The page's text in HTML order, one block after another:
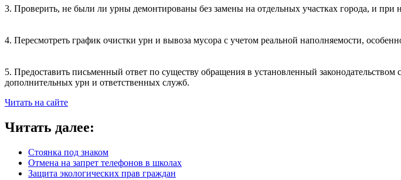
3. Проверить, не были ли урны демонтированы без замены на отдельных участках города, и
4. Пересмотреть график очистки урн и вывоза мусора с учетом реальной наполняемости,
5. Предоставить письменный ответ по существу обращения в установленный
дополнительных урн и ответственных служб.
Читать на сайте
Читать далее:
Стоянка под знаком
Отмена на запрет телефонов в школах
Защита экологических прав граждан